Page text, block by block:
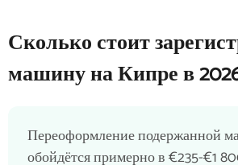
Сколько стоит
машину на Кипре в
Переоформление подержанной
обойдётся примерно в €235-€1